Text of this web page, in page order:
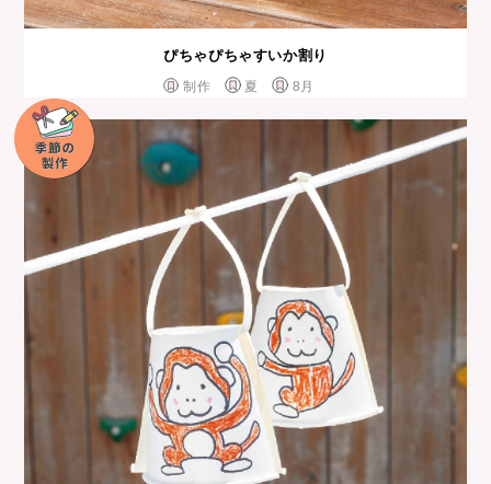
ぴちゃぴちゃすいか割り
制作 夏 8月